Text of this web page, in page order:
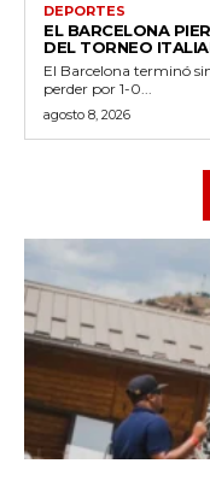
DEPORTES
EL BARCELONA
DEL TORNEO
El Barcelona terminó
perder por 1-0...
agosto 8, 2026